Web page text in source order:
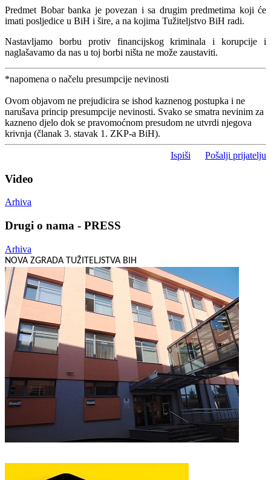
Predmet Bobar banka je povezan i sa drugim predmetima koji će
imati posljedice u BiH i šire, a na kojima Tužiteljstvo BiH radi.
Nastavljamo borbu protiv financijskog kriminala i korupcije i
naglašavamo da nas u toj borbi ništa ne može zaustaviti.
*napomena o načelu presumpcije nevinosti
Ovom objavom ne prejudicira se ishod kaznenog postupka i ne
narušava princip presumpcije nevinosti. Svako se smatra nevinim za
kazneno djelo dok se pravomoćnom presudom ne utvrdi njegova
krivnja (članak 3. stavak 1. ZKP-a BiH).
Ispiši Pošalji prijatelju
Video
Arhiva
Drugi o nama - PRESS
Arhiva
NOVA ZGRADA TUŽITELJSTVA BIH